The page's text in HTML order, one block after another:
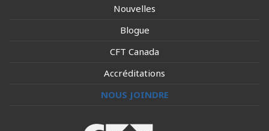
Nouvelles
Blogue
CFT Canada
Accréditations
NOUS JOINDRE